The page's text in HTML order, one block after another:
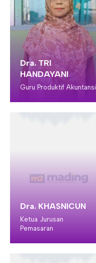
Dra. TRI
HANDAYANI
Guru Produktif Akuntansi
Dra. KHASNICUN
Ketua Jurusan
Pemasaran